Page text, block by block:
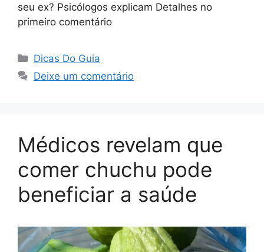
seu ex? Psicólogos explicam Detalhes no
primeiro comentário
Categorias
Dicas Do Guia
Deixe um comentário
Médicos revelam que
comer chuchu pode
beneficiar a saúde